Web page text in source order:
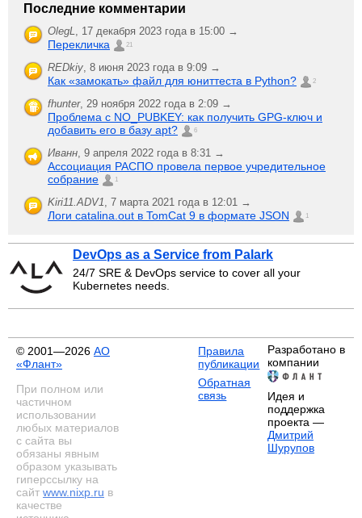
Последние комментарии
OlegL 17 декабря 2023 года в 15:00 →
Перекличка 21
REDkiy 8 июня 2023 года в 9:09 →
Как «замокать» файл для юниттеста в Python? 2
fhunter, 29 ноября 2022 года в 2:09 →
Проблема с NO_PUBKEY: как получить GPG-ключ и
добавить его в базу apt?
6
Иванн 9 апреля 2022 года в 8:31 →
Ассоциация РАСПО провела первое учредительное
собрание
1
Kiri11.ADV1 7 марта 2021 года в 12:01 →
Логи catalina.out в TomCat 9 в формате JSON 1
DevOps as a Service from Palark
24/7 SRE & DevOps service to cover all your
Kubernetes needs.
© 2001—2026 АО
«Флант»
При полном или
частичном
использовании
любых материалов
с сайта вы
обязаны явным
образом указывать
гиперссылку на
сайт www.nixp.ru в
качестве
Правила
публикации
Обратная
связь
Разработано в
компании
Идея и
поддержка
проекта —
Дмитрий
Шурупов